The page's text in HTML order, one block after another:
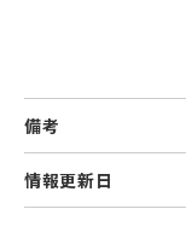
備考
情報更新日